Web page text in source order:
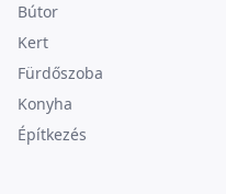
Bútor
Kert
Fürdőszoba
Konyha
Építkezés